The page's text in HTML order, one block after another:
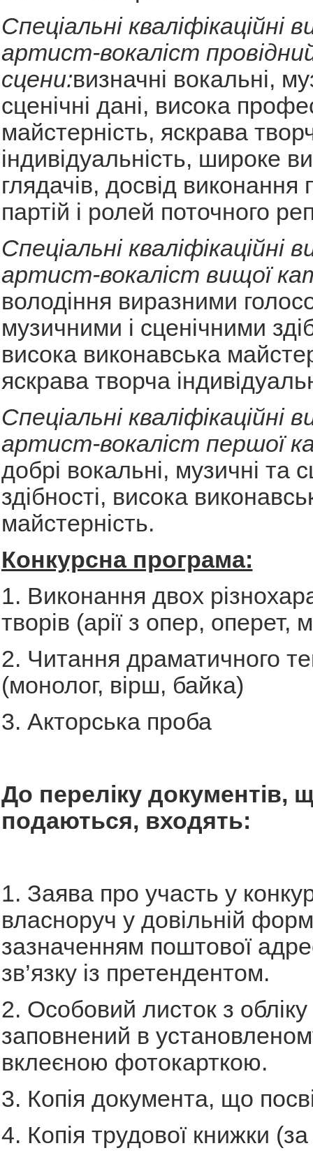
Спеціальні кваліфікаційні
артист-вокаліст
сцени:визначні вокальні,
сценічні дані, висока
майстерність, яскрава
індивідуальність, широке
глядачів, досвід виконання
партій і ролей поточного
Спеціальні кваліфікаційні
артист-вокаліст вищої
володіння виразними
музичними і сценічними
висока виконавська
яскрава творча
Спеціальні кваліфікаційні
артист-вокаліст першої
добрі вокальні, музичні та
здібності, висока
майстерність.
Конкурсна програма:
1. Виконання двох
творів (арії з опер, оперет,
2. Читання драматичного
(монолог, вірш, байка)
3. Акторська проба
До переліку документів,
подаються, входять:
1. Заява про участь у
власноруч у довільній
зазначенням поштової
зв’язку із претендентом.
2. Особовий листок з обліку
заповнений в
вклеєною фотокарткою.
3. Копія документа, що
4. Копія трудової книжки